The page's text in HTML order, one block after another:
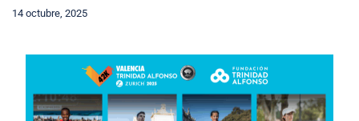
14 octubre, 2025